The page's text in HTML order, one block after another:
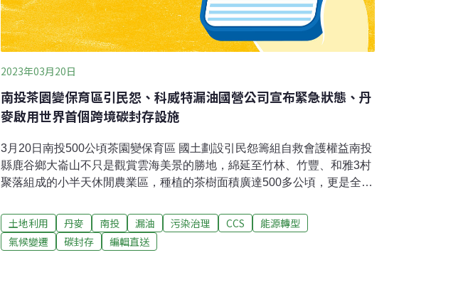
2023年03月20日
南投茶園變保育區引民怨、科威特漏油國營公司宣布緊急狀態、丹
麥啟用世界首個跨境碳封存設施
3月20日南投500公頃茶園變保育區 國土劃設引民怨籌組自救會護權益南投
縣鹿谷鄉大崙山不只是觀賞雲海美景的勝地，綿延至竹林、竹豐、和雅3村
聚落組成的小半天休閒農業區，種植的茶樹面積廣達500多公頃，更是全鄉
區，引發地方民眾惶恐、驚慌又憤怒，目前已積極籌組自救會，盼縣府也
能與農友站在同一陣線向中央據理力爭。（自由時報報導）台南安平再生
水廠啟用 4月底每天供水南科2萬噸水情吃緊，台南市安平再生水廠20日啟
土地利用 丹麥 南投 漏油 污染治理 CCS
能源轉型
氣候變遷
碳封存 編輯直送